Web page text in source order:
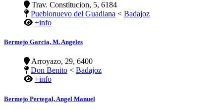
Trav. Constitucion, 5, 6184
Pueblonuevo del Guadiana < Badajoz
+info
Bermejo Garcia, M. Angeles
Arroyazo, 29, 6400
Don Benito < Badajoz
+info
Bermejo Pertegal, Angel Manuel